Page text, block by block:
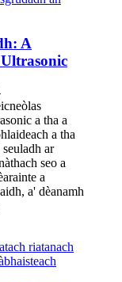
A
a tha a
a tha
ar
seo a
a
a' dèanamh